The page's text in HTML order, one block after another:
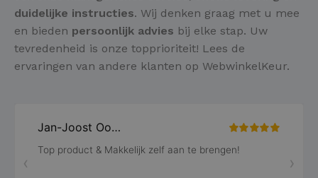
duidelijke instructies. Wij denken graag met u mee
en bieden persoonlijk advies bij elke stap. Uw
tevredenheid is onze topprioriteit! Lees de
ervaringen van andere klanten op WebwinkelKeur.